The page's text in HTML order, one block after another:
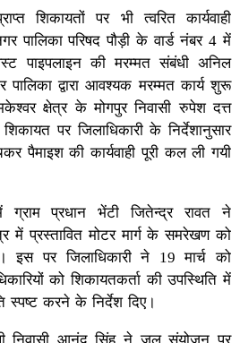
शिकायतों पर भी त्वरित कार्यवाही
पालिका परिषद पौड़ी के वार्ड नंबर 4 में
पाइपलाइन की मरम्मत संबंधी अनिल
द्वारा आवश्यक मरम्मत कार्य शुरू
क्षेत्र के मोगपुर निवासी रुपेश दत्त
पर जिलाधिकारी के निर्देशानुसार
पैमाइश की कार्यवाही पूरी कल ली गयी
प्रधान भेंटी जितेन्द्र रावत ने
में प्रस्तावित मोटर मार्ग के समरेखण को
इस पर जिलाधिकारी ने 19 मार्च को
को शिकायतकर्ता की उपस्थिति में
स्पष्ट करने के निर्देश दिए।